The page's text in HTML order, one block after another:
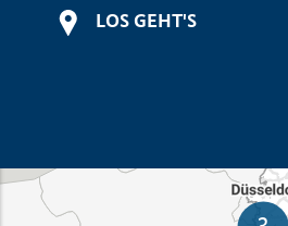
LOS GEHT'S